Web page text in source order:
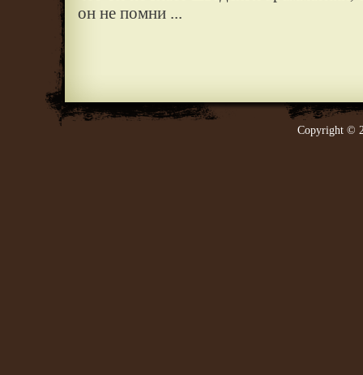
он не помни ...
Copyright ©